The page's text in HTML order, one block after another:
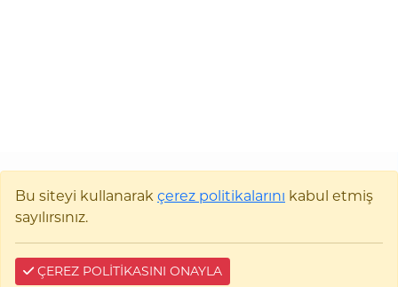
SANTRAL
0 (228) 214 17 39 - 26 02
Bu siteyi kullanarak çerez politikalarını kabul etmiş
sayılırsınız.
ÇEREZ POLİTİKASINI ONAYLA